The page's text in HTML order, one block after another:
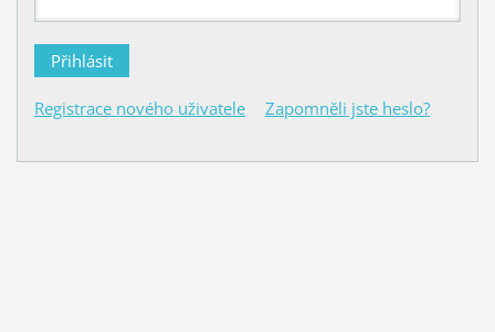
Registrace nového uživatele Zapomněli jste heslo?